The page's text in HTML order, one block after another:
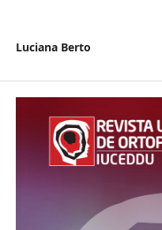
Luciana Berto